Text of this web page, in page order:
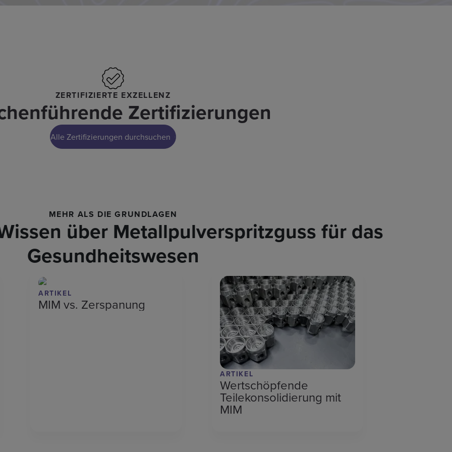
ZERTIFIZIERTE EXZELLENZ
Zertifizierungen
Alle Zertifizierungen durchsuchen
MEHR ALS DIE GRUNDLAGEN
über Metallpulverspritzguss für das
Gesundheitswesen
ARTIKEL
MIM vs. Zerspanung
ARTIKEL
Wertschöpfende
Teilekonsolidierung mit
MIM